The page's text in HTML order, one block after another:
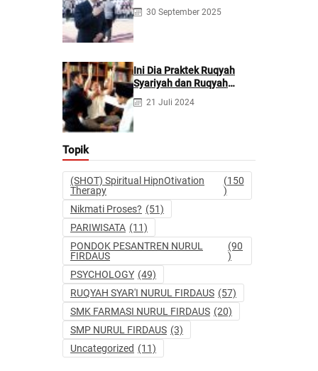
PONPES NURUL FIRDAUS ||
Kecanduan Judi
30 September 2025
Ini Dia Praktek Ruqyah
Syariyah dan Ruqyah
Syetan Menurut Dr Gumilar
21 Juli 2024
Topik
(SHOT) Spiritual HipnOtivation
Therapy
(150
)
Nikmati Proses? (51)
PARIWISATA (11)
PONDOK PESANTREN NURUL
FIRDAUS
(90
)
PSYCHOLOGY (49)
RUQYAH SYAR'I NURUL FIRDAUS (57)
SMK FARMASI NURUL FIRDAUS (20)
SMP NURUL FIRDAUS (3)
Uncategorized (11)